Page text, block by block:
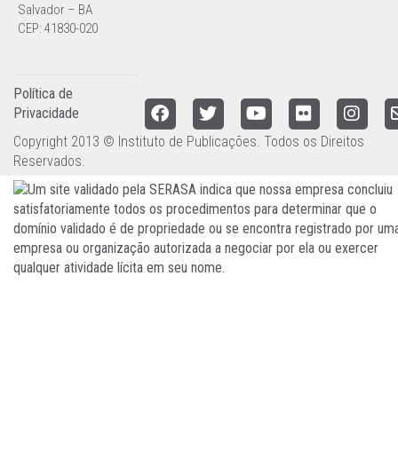
Salvador – BA
CEP: 41830-020
Política de
Privacidade
Copyright 2013 © Instituto de Publicações. Todos os Direitos
Reservados.